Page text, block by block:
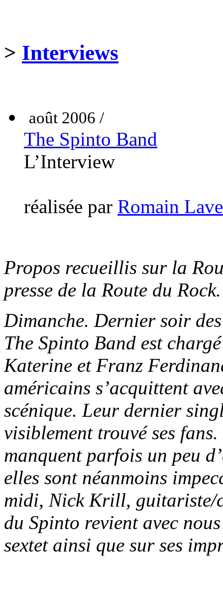
> Interviews
août 2006 /
The Spinto Band
L’Interview
réalisée par Romain
Propos recueillis sur la
presse de la Route du Rock.
Dimanche. Dernier soir
The Spinto Band est
Katerine et Franz
américains s’acquittent
scénique. Leur dernier
visiblement trouvé ses
manquent parfois un peu
elles sont néanmoins
midi, Nick Krill, guitariste/
du Spinto revient avec
sextet ainsi que sur ses